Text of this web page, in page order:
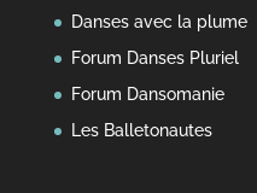
Danses avec la plume
Forum Danses Pluriel
Forum Dansomanie
Les Balletonautes